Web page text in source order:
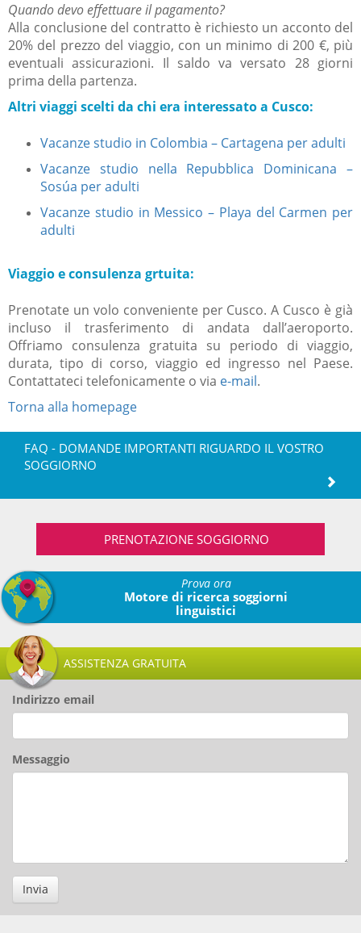
Quando devo effettuare il pagamento?
Alla conclusione del contratto è richiesto un acconto del
20% del prezzo del viaggio, con un minimo di 200 €, più
eventuali assicurazioni. Il saldo va versato 28 giorni
prima della partenza.
Altri viaggi scelti da chi era interessato a Cusco:
Vacanze studio in Colombia – Cartagena per adulti
Vacanze studio nella Repubblica Dominicana –
Sosúa per adulti
Vacanze studio in Messico – Playa del Carmen per
adulti
Viaggio e consulenza grtuita:
Prenotate un volo conveniente per Cusco. A Cusco è già
incluso il trasferimento di andata dall’aeroporto.
Offriamo consulenza gratuita su periodo di viaggio,
durata, tipo di corso, viaggio ed ingresso nel Paese.
Contattateci telefonicamente o via e-mail.
Torna alla homepage
FAQ - DOMANDE IMPORTANTI RIGUARDO IL VOSTRO
SOGGIORNO
PRENOTAZIONE SOGGIORNO
Prova ora
Motore di ricerca soggiorni
linguistici
ASSISTENZA GRATUITA
Indirizzo email
Messaggio
Invia